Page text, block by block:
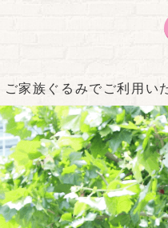
白山市の美
家族ぐるみでご利用